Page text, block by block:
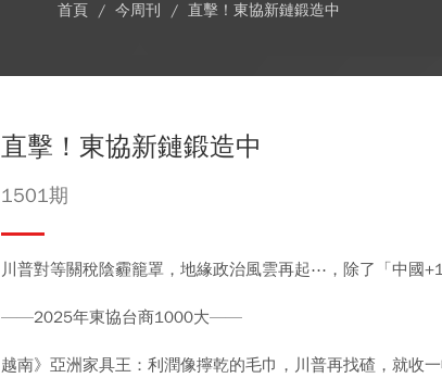
首頁 今周刊 直擊！東協新鏈鍛造中
直擊！東協新鏈鍛造中
1501期
川普對等關稅陰霾籠罩，地緣政治風雲再起⋯，除了「中國
——2025年東協台商1000大——
越南》亞洲家具王：利潤像擰乾的毛巾，川普再找碴，就收